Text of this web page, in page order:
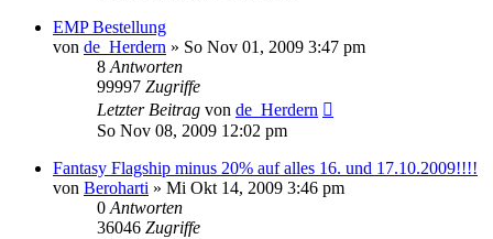
EMP Bestellung
von de_Herdern » So Nov 01, 2009 3:47 pm
8 Antworten
99997 Zugriffe
Letzter Beitrag von de_Herdern
So Nov 08, 2009 12:02 pm
Fantasy Flagship minus 20% auf alles 16. und 17.10.2009!!!!
von Beroharti » Mi Okt 14, 2009 3:46 pm
0 Antworten
36046 Zugriffe